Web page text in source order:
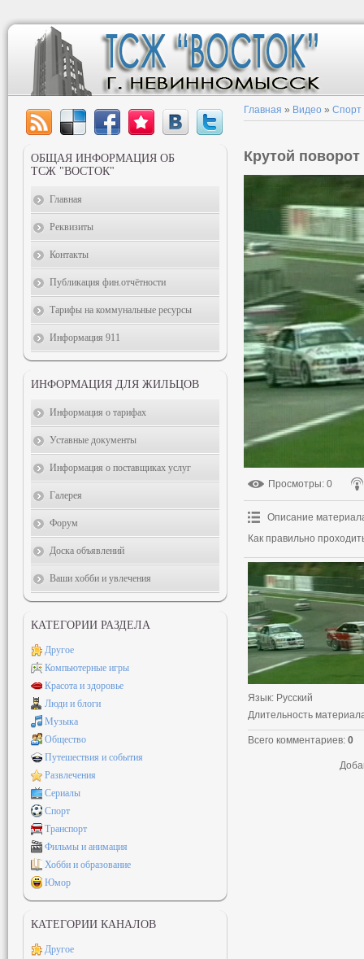
Главная » Видео » Спорт
Крутой поворот
Просмотры: 0
Описание
Как правильно
Язык: Русский
Длительность
Всего комментариев: 0
ОБЩАЯ ИНФОРМАЦИЯ ОБ
ТСЖ "ВОСТОК"
Главная
Реквизиты
Контакты
Публикация фин.отчётности
Тарифы на коммунальные ресурсы
Информация 911
ИНФОРМАЦИЯ ДЛЯ ЖИЛЬЦОВ
Информация о тарифах
Уставные документы
Информация о поставщиках услуг
Галерея
Форум
Доска объявлений
Ваши хобби и увлечения
КАТЕГОРИИ РАЗДЕЛА
Другое
Компьютерные игры
Красота и здоровье
Люди и блоги
Музыка
Общество
Путешествия и события
Развлечения
Сериалы
Спорт
Транспорт
Фильмы и анимация
Хобби и образование
Юмор
КАТЕГОРИИ КАНАЛОВ
Другое